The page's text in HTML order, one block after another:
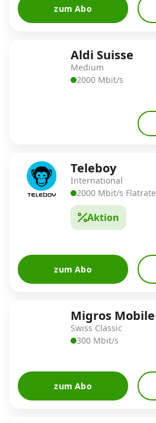
zum Abo
Aldi Suisse
Medium
2000 Mbit/s
Teleboy
International
2000 Mbit/s Flatrate
Aktion
zum Abo
Migros Mobile
Swiss Classic
300 Mbit/s
zum Abo